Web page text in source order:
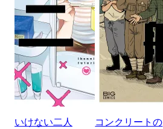
いけない二人
コンクリートの